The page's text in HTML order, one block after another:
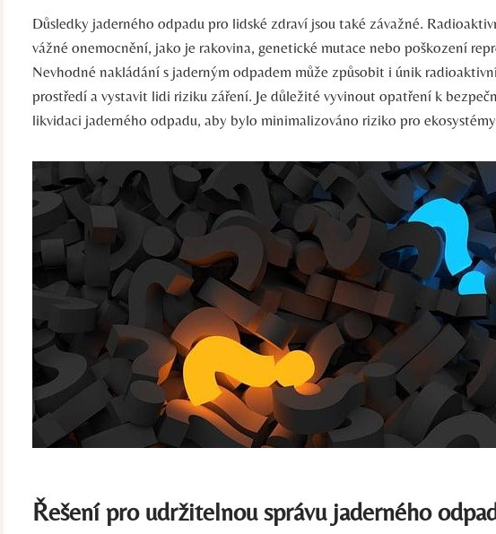
Důsledky jaderného odpadu pro lidské zdraví jsou také závažné.
vážné onemocnění, jako je rakovina, genetické mutace nebo poškození
Nevhodné nakládání s jaderným odpadem může způsobit i únik
prostředí a vystavit lidi riziku záření. Je důležité vyvinout opatření k
likvidaci jaderného odpadu, aby bylo minimalizováno riziko pro
Řešení pro udržitelnou správu jaderného